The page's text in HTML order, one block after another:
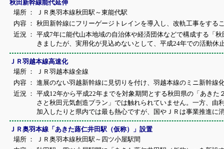
秋田新幹線能代延伸
場所 ：
ＪＲ奥羽本線秋田駅～東能代駅
内容 ： 秋田新幹線にフリーゲージトレインを導入し、改軌工事をする
近況 ： 平成7年に能代山本地域の自治体や経済団体などで構成する「
きましたが、実用化が見込めないとして、平成24年での活動休
ＪＲ羽越本線高速化
場所 ：
ＪＲ羽越本線全線
内容 ： 進展のない羽越新幹線に見切りを付け、羽越本線のミニ新幹線
近況 ： 平成12年から平成22年までを対象期間とする秋田県の「あき
さと秋田元気創造プラン」では触れられていません。一方、
加入したりと県内では最も熱心ですが、国やＪＲは事業推進に
ＪＲ奥羽本線「あきた蕗仁井田駅（仮称）」設置
場所 ：
ＪＲ奥羽本線秋田駅～四ツ小屋駅間